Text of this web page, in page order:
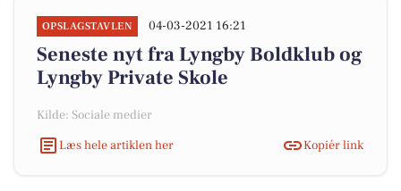
OPSLAGSTAVLEN 04-03-2021 16:21
Seneste nyt fra Lyngby Boldklub og
Lyngby Private Skole
Kilde: Sociale medier
Læs hele artiklen her
Kopiér link